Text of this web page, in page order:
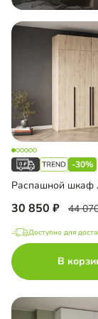
-30%
30 850 44
Доступно для
В